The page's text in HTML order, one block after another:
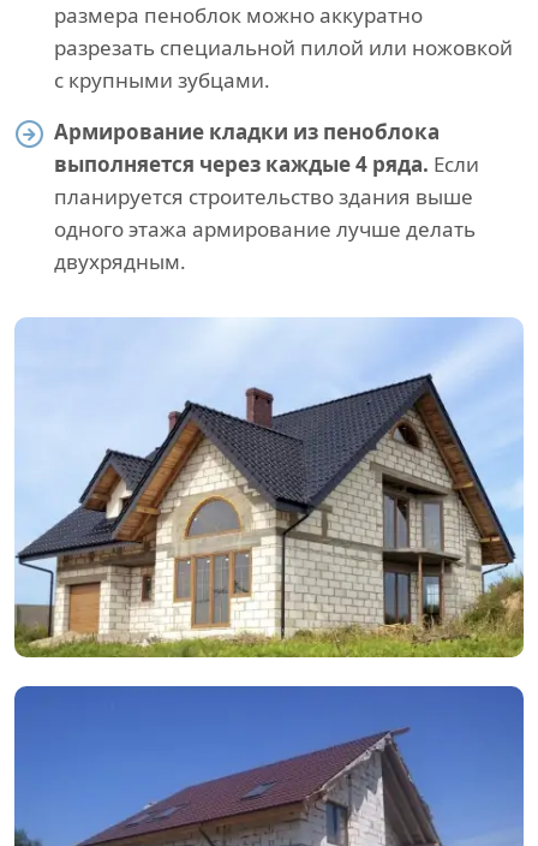
размера пеноблок можно аккуратно
разрезать специальной пилой или ножовкой
с крупными зубцами.
Армирование кладки из пеноблока
выполняется через каждые 4 ряда. Если
планируется строительство здания выше
одного этажа армирование лучше делать
двухрядным.